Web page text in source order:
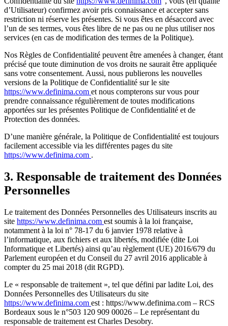
d’Utilisateur) confirmez avoir pris connaissance et accepter sans
restriction ni réserve les présentes. Si vous êtes en désaccord avec
l’un de ses termes, vous êtes libre de ne pas ou ne plus utiliser nos
services (en cas de modification des termes de la Politique).
Nos Règles de Confidentialité peuvent être amenées à changer, étant
précisé que toute diminution de vos droits ne saurait être appliquée
sans votre consentement. Aussi, nous publierons les nouvelles
versions de la Politique de Confidentialité sur le site
https://www.definima.com et nous compterons sur vous pour
prendre connaissance régulièrement de toutes modifications
apportées sur les présentes Politique de Confidentialité et de
Protection des données.
D’une manière générale, la Politique de Confidentialité est toujours
facilement accessible via les différentes pages du site
https://www.definima.com .
3. Responsable de traitement des Données
Personnelles
Le traitement des Données Personnelles des Utilisateurs inscrits au
site https://www.definima.com est soumis à la loi française,
notamment à la loi n° 78-17 du 6 janvier 1978 relative à
l’informatique, aux fichiers et aux libertés, modifiée (dite Loi
Informatique et Libertés) ainsi qu’au règlement (UE) 2016/679 du
Parlement européen et du Conseil du 27 avril 2016 applicable à
compter du 25 mai 2018 (dit RGPD).
Le « responsable de traitement », tel que défini par ladite Loi, des
Données Personnelles des Utilisateurs du site
https://www.definima.com est : https://www.definima.com – RCS
Bordeaux sous le n°503 120 909 00026 – Le représentant du
responsable de traitement est Charles Desobry.